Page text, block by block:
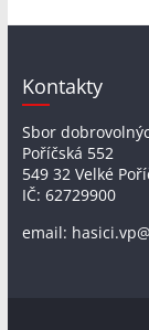
Kontakty
Sbor
Poříčská 552
549 32 Velké
IČ: 62729900
email: